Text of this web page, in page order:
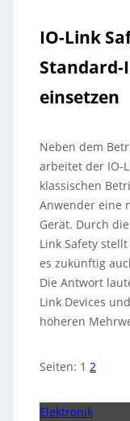
IO-Link
Standard-
einsetzen
Neben dem
arbeitet der IO-
klassischen
Anwender eine
Gerät. Durch
Link Safety
es zukünftig
Die Antwort
Link Devices
höheren
Seiten: 1 2
Elektronik